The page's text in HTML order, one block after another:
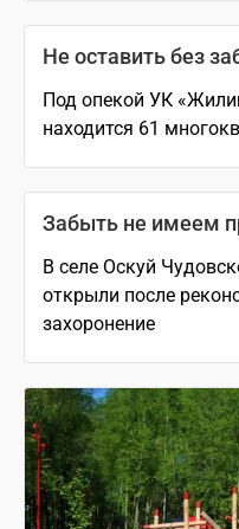
Не оставить без
Под опекой УК
находится 61
Забыть не имеем
В селе Оскуй
открыли после
захоронение